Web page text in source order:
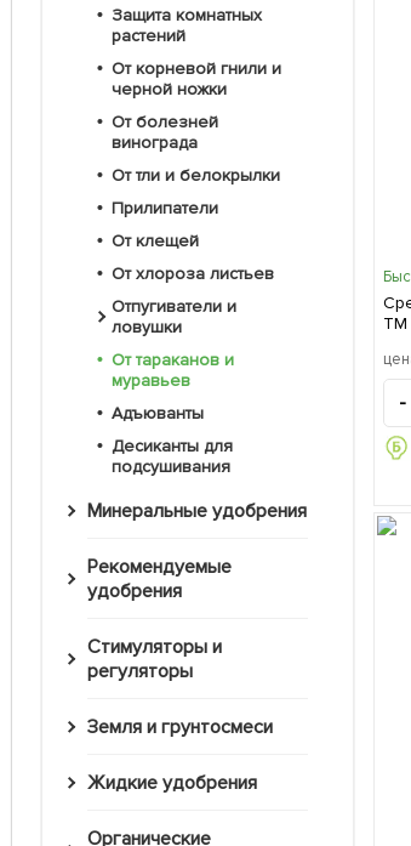
Защита комнатных
растений
От корневой гнили и
черной ножки
От болезней
винограда
От тли и белокрылки
Прилипатели
От клещей
От хлороза листьев
Отпугиватели и
ловушки
От тараканов и
муравьев
Адъюванты
Десиканты для
подсушивания
Минеральные удобрения
Рекомендуемые
удобрения
Стимуляторы и
регуляторы
Земля и грунтосмеси
Жидкие удобрения
Органические
ТМ
-